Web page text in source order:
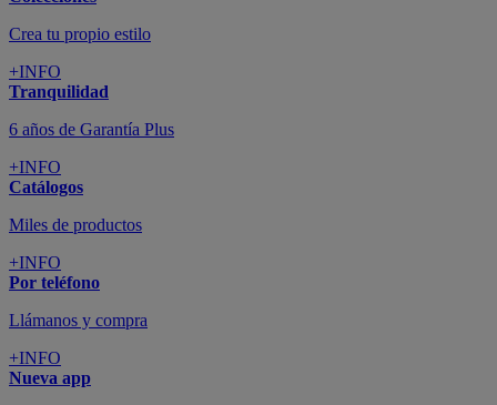
Crea tu propio estilo
+INFO
Tranquilidad
6 años de Garantía Plus
+INFO
Catálogos
Miles de productos
+INFO
Por teléfono
Llámanos y compra
+INFO
Nueva app